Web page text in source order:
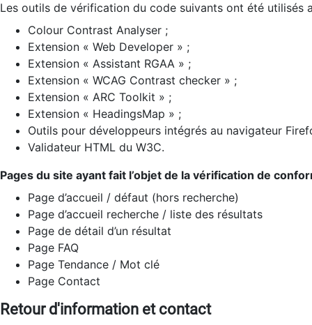
Les outils de vérification du code suivants ont été utilisés
Colour Contrast Analyser ;
Extension « Web Developer » ;
Extension « Assistant RGAA » ;
Extension « WCAG Contrast checker » ;
Extension « ARC Toolkit » ;
Extension « HeadingsMap » ;
Outils pour développeurs intégrés au navigateur
Validateur HTML du W3C.
Pages du site ayant fait l’objet de la vérification de
Page d’accueil / défaut (hors recherche)
Page d’accueil recherche / liste des résultats
Page de détail d’un résultat
Page FAQ
Page Tendance / Mot clé
Page Contact
Retour d'information et contact